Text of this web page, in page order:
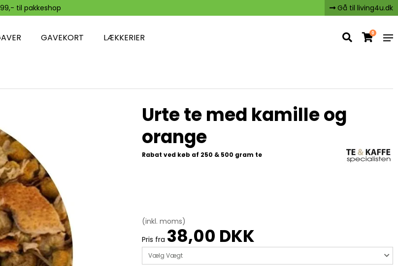
til pakkeshop Gå til living4u.dk
GAVEKORT LÆKKERIER 0
Urte te med kamille og
orange
Rabat ved køb af 250 & 500 gram te
(inkl. moms)
Pris fra 38,00 DKK
Vælg Vægt